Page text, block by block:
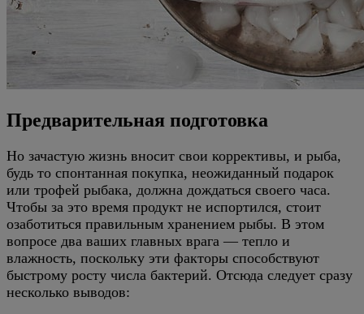
Предварительная подготовка
Но зачастую жизнь вносит свои коррективы, и рыба,
будь то спонтанная покупка, неожиданный подарок
или трофей рыбака, должна дождаться своего часа.
Чтобы за это время продукт не испортился, стоит
озаботиться правильным хранением рыбы. В этом
вопросе два ваших главных врага — тепло и
влажность, поскольку эти факторы способствуют
быстрому росту числа бактерий. Отсюда следует сразу
несколько выводов: